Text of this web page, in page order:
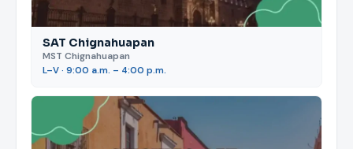
SAT Chignahuapan
MST Chignahuapan
L–V · 9:00 a.m. – 4:00 p.m.